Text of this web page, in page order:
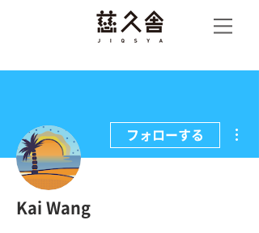
慈久
舎
フォローする
Kai Wang